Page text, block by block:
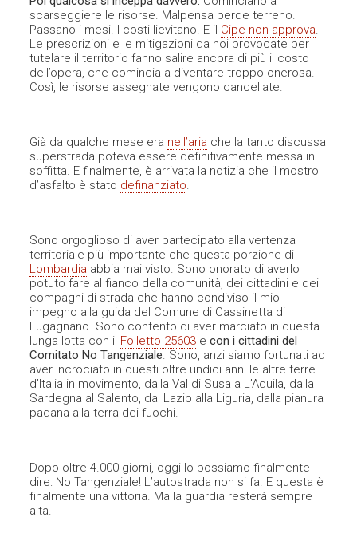
scarseggiere le risorse. Malpensa perde terreno.
Passano i mesi. I costi lievitano. E il Cipe non approva.
Le prescrizioni e le mitigazioni da noi provocate per
tutelare il territorio fanno salire ancora di più il costo
dell’opera, che comincia a diventare troppo onerosa.
Così, le risorse assegnate vengono cancellate.
Già da qualche mese era nell’aria che la tanto discussa
superstrada poteva essere definitivamente messa in
soffitta. E finalmente, è arrivata la notizia che il mostro
d’asfalto è stato definanziato.
Sono orgoglioso di aver partecipato alla vertenza
territoriale più importante che questa porzione di
Lombardia abbia mai visto. Sono onorato di averlo
potuto fare al fianco della comunità, dei cittadini e dei
compagni di strada che hanno condiviso il mio
impegno alla guida del Comune di Cassinetta di
Lugagnano. Sono contento di aver marciato in questa
lunga lotta con il Folletto 25603 econ i cittadini del
Comitato No Tangenziale. Sono, anzi siamo fortunati ad
aver incrociato in questi oltre undici anni le altre terre
d’Italia in movimento, dalla Val di Susa a L’Aquila, dalla
Sardegna al Salento, dal Lazio alla Liguria, dalla pianura
padana alla terra dei fuochi.
Dopo oltre 4.000 giorni, oggi lo possiamo finalmente
dire: No Tangenziale! L’autostrada non si fa. E questa è
finalmente una vittoria. Ma la guardia resterà sempre
alta.